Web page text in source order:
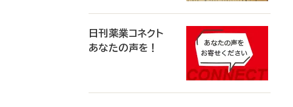
日刊薬業コネクト
あなたの声を！